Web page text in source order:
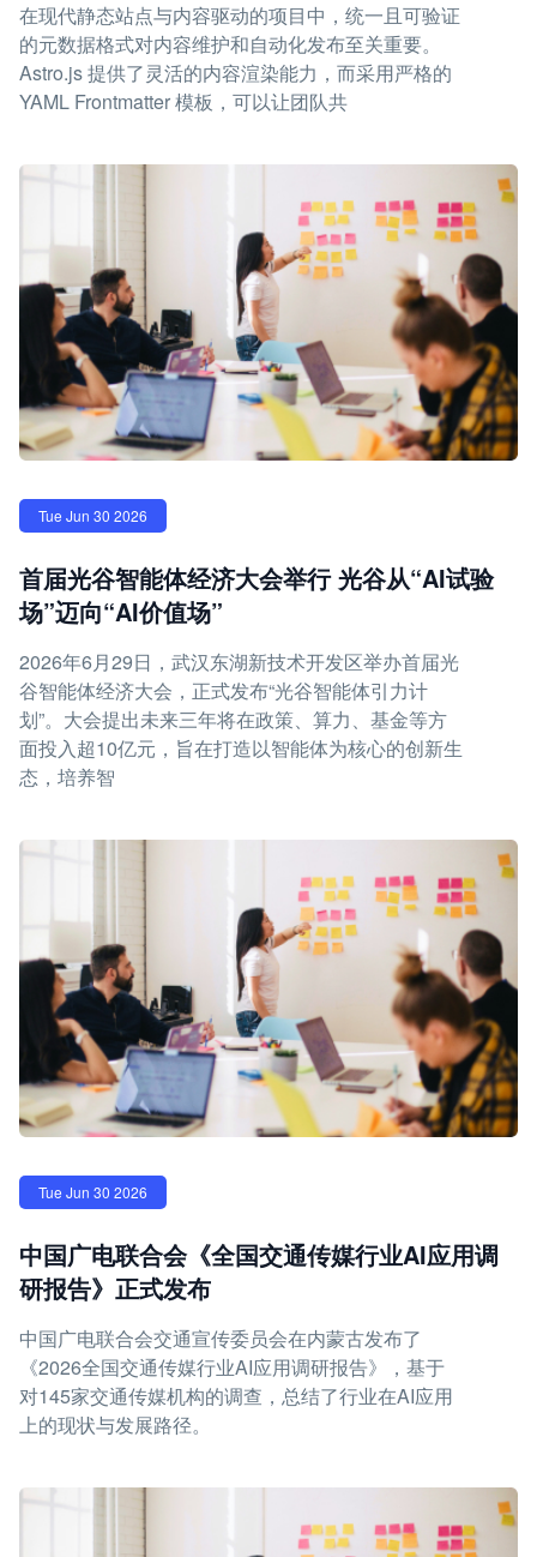
在现代静态站点与内容驱动的项目中，统一且可验证
的元数据格式对内容维护和自动化发布至关重要。
Astro.js 提供了灵活的内容渲染能力，而采用严格的
YAML Frontmatter 模板，可以让团队共
Tue Jun 30 2026
首届光谷智能体经济大会举行 光谷从“AI试验
场”迈向“AI价值场”
2026年6月29日，武汉东湖新技术开发区举办首届光
谷智能体经济大会，正式发布“光谷智能体引力计
划”。大会提出未来三年将在政策、算力、基金等方
面投入超10亿元，旨在打造以智能体为核心的创新生
态，培养智
Tue Jun 30 2026
中国广电联合会《全国交通传媒行业AI应用调
研报告》正式发布
中国广电联合会交通宣传委员会在内蒙古发布了
《2026全国交通传媒行业AI应用调研报告》，基于
对145家交通传媒机构的调查，总结了行业在AI应用
上的现状与发展路径。